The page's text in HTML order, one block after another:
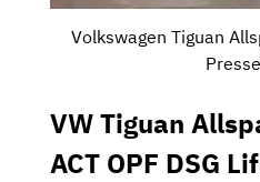
Volkswagen Tiguan
VW Tiguan
ACT OPF DSG